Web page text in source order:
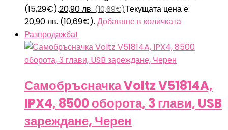
(15,29€).20,90лв. (10,69€)Текущата цена е:
20,90 лв. (10,69€). Добавяне в количката
Разпродажба!
Самобръсначка Voltz V51814A,
IPX4, 8500 оборота, 3 глави, USB
зареждане, Черен